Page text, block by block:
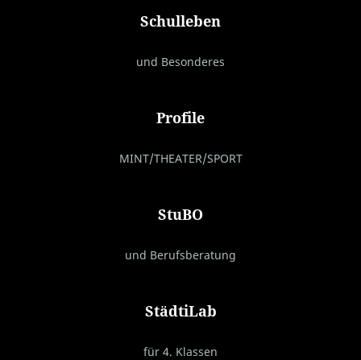
Schulleben
und Besonderes
Profile
MINT/THEATER/SPORT
StuBO
und Berufsberatung
StädtiLab
für 4. Klassen